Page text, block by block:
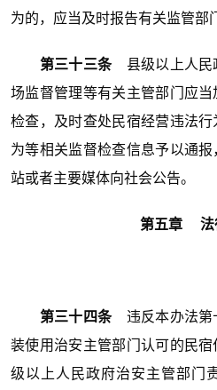
为的，应当及时报告有关监管部
第三十三条县级以上人民
场监督管理等有关主管部门应
检查，及时查处民宿经营违法
为等相关监督检查信息予以通
站或者主要媒体向社会公告。
第五章 法
第三十四条违反本办法第
装使用治安主管部门认可的民
级以上人民政府治安主管部门